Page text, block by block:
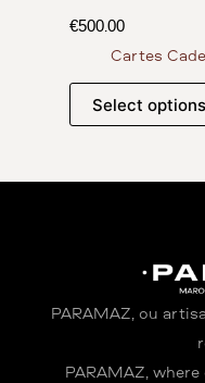
€500.00
Cartes
Select options
PARAMAZ, où
PARAMAZ,